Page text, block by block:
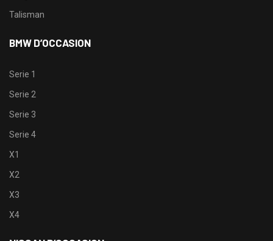
Talisman
BMW D’OCCASION
Serie 1
Serie 2
Serie 3
Serie 4
X1
X2
X3
X4